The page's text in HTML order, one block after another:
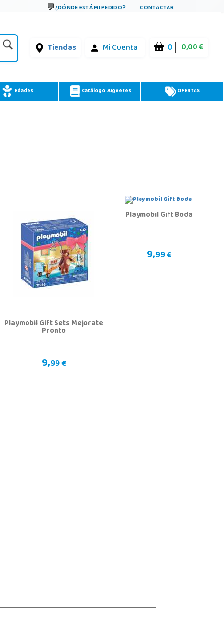
¿DÓNDE ESTÁ MI PEDIDO? CONTACTAR
Tiendas Mi Cuenta 0 0,00 €
Edades Catálogo Juguetes OFERTAS
Playmobil Gift Sets Mejorate
Pronto
9,99 €
Playmobil Gift Boda
9,99 €